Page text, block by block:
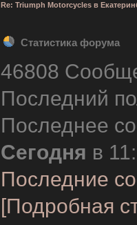
Re: Triumph Motorcycles в
Статистика форума
46808
Последний
Последнее
Сегодня в
Последние
[Подробная